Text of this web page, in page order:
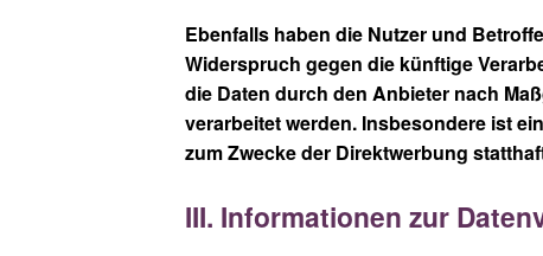
Ebenfalls haben die Nutzer und
Widerspruch gegen die künftige
die Daten durch den Anbieter nach
verarbeitet werden. Insbesondere ist
zum Zwecke der Direktwerbung
III. Informationen zur